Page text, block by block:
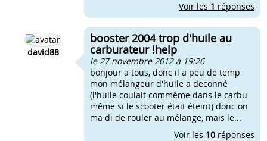
Voir les 1 réponses
david88
booster 2004 trop d'huile au
carburateur !help
le 27 novembre 2012 à 19:26
bonjour a tous, donc il a peu de temp
mon mélangeur d'huile a deconné
(l'huile coulait commême dans le carbu
même si le scooter était éteint) donc on
ma di de rouler au mélange, mais le...
Voir les 10 réponses